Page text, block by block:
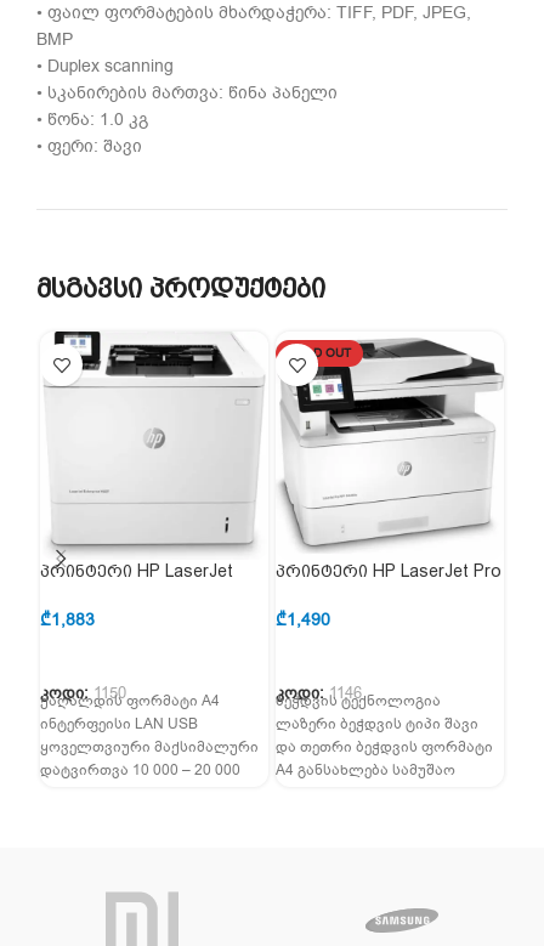
• ფაილ ფორმატების მხარდაჭერა: TIFF, PDF, JPEG,
BMP
• Duplex scanning
• სკანირების მართვა: წინა პანელი
• წონა: 1.0 კგ
• ფერი: შავი
მსგავსი პროდუქტები
პრინტერი HP LaserJet
₾1,883
კოდი: 1150
ქაღალდის ფორმატი A4
ინტერფეისი LAN USB
ყოველთვიური მაქსიმალური
დატვირთვა 10 000 – 20 000
SOLD OUT
პრინტერი HP LaserJet Pro
₾1,490
კოდი: 1146
ბეჭდვის ტექნოლოგია
ლაზერი ბეჭდვის ტიპი შავი
და თეთრი ბეჭდვის ფორმატი
A4 განსახლება სამუშაო